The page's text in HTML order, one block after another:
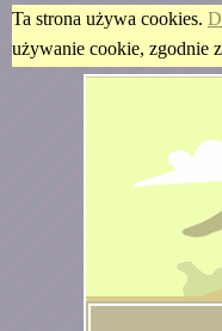
Ta strona używa cookies.
używanie cookie, zgodnie